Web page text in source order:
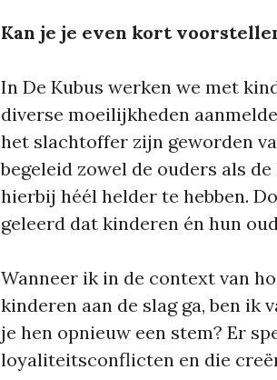
Kan je je even kort
In De Kubus werken we met
diverse moeilijkheden
het slachtoffer zijn geworden
begeleid zowel de ouders als
hierbij héél helder te hebben.
geleerd dat kinderen én hun
Wanneer ik in de context van
kinderen aan de slag ga, ben ik
je hen opnieuw een stem? Er
loyaliteitsconflicten en die